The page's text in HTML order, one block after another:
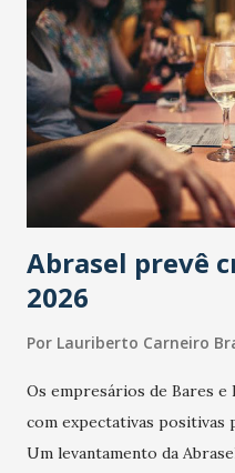
Abrasel prevê
2026
Por Lauriberto Carneiro
Os empresários de Bares e
com expectativas positivas
Um levantamento da